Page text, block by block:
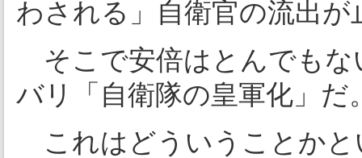
わされる」自衛官の流出
そこで安倍はとんでもな
バリ「自衛隊の皇軍化」だ
これはどういうことかと